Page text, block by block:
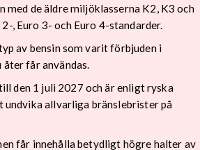
med de äldre miljöklasserna K2, K3 och
, Euro 3- och Euro 4-standarder.
av bensin som varit förbjuden i
åter får användas.
den 1 juli 2027 och är enligt ryska
allvarliga bränslebrister på
får innehålla betydligt högre halter av